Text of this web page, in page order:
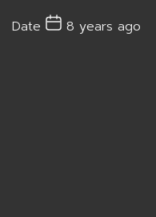
Date 8 years ago